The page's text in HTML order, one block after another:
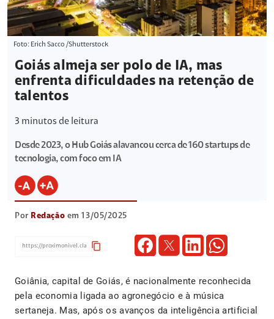
Foto: Erich Sacco /Shutterstock
Goiás almeja ser polo de IA, mas
enfrenta dificuldades na retenção de
talentos
3 minutos de leitura
Desde 2023, o Hub Goiás alavancou cerca de 160 startups de
tecnologia, com foco em IA
Por Redação em 13/05/2025
content_copy
Goiânia, capital de Goiás, é nacionalmente reconhecida
pela economia ligada ao agronegócio e à música
sertaneja. Mas, após os avanços da inteligência artificial